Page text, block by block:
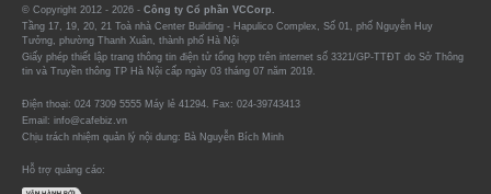
© Copyright 2012 - 2026 - Công ty Cổ phần VCCorp.
Tầng 17, 19, 20, 21 Toà nhà Center Building - Hapulico Complex, Số 01, phố Nguyễn Huy
Tưởng, phường Thanh Xuân, thành phố Hà Nội
Giấy phép thiết lập trang thông tin điện tử tổng hợp trên internet số 3321/GP-TTĐT do Sở Thông
tin và Truyền thông TP Hà Nội cấp ngày 03 tháng 07 năm 2019.
Điện thoại: 024 7309 5555 Máy lẻ 41294. Fax: 024-39743413
Email: info@cafebiz.vn
Chịu trách nhiệm quản lý nội dung: Bà Nguyễn Bích Minh
Hỗ trợ quảng cáo: